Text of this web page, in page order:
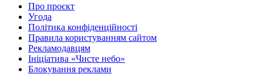
Про проєкт
Угода
Політика конфіденційності
Правила користуванням сайтом
Рекламодавцям
Ініціатива «Чисте небо»
Блокування реклами